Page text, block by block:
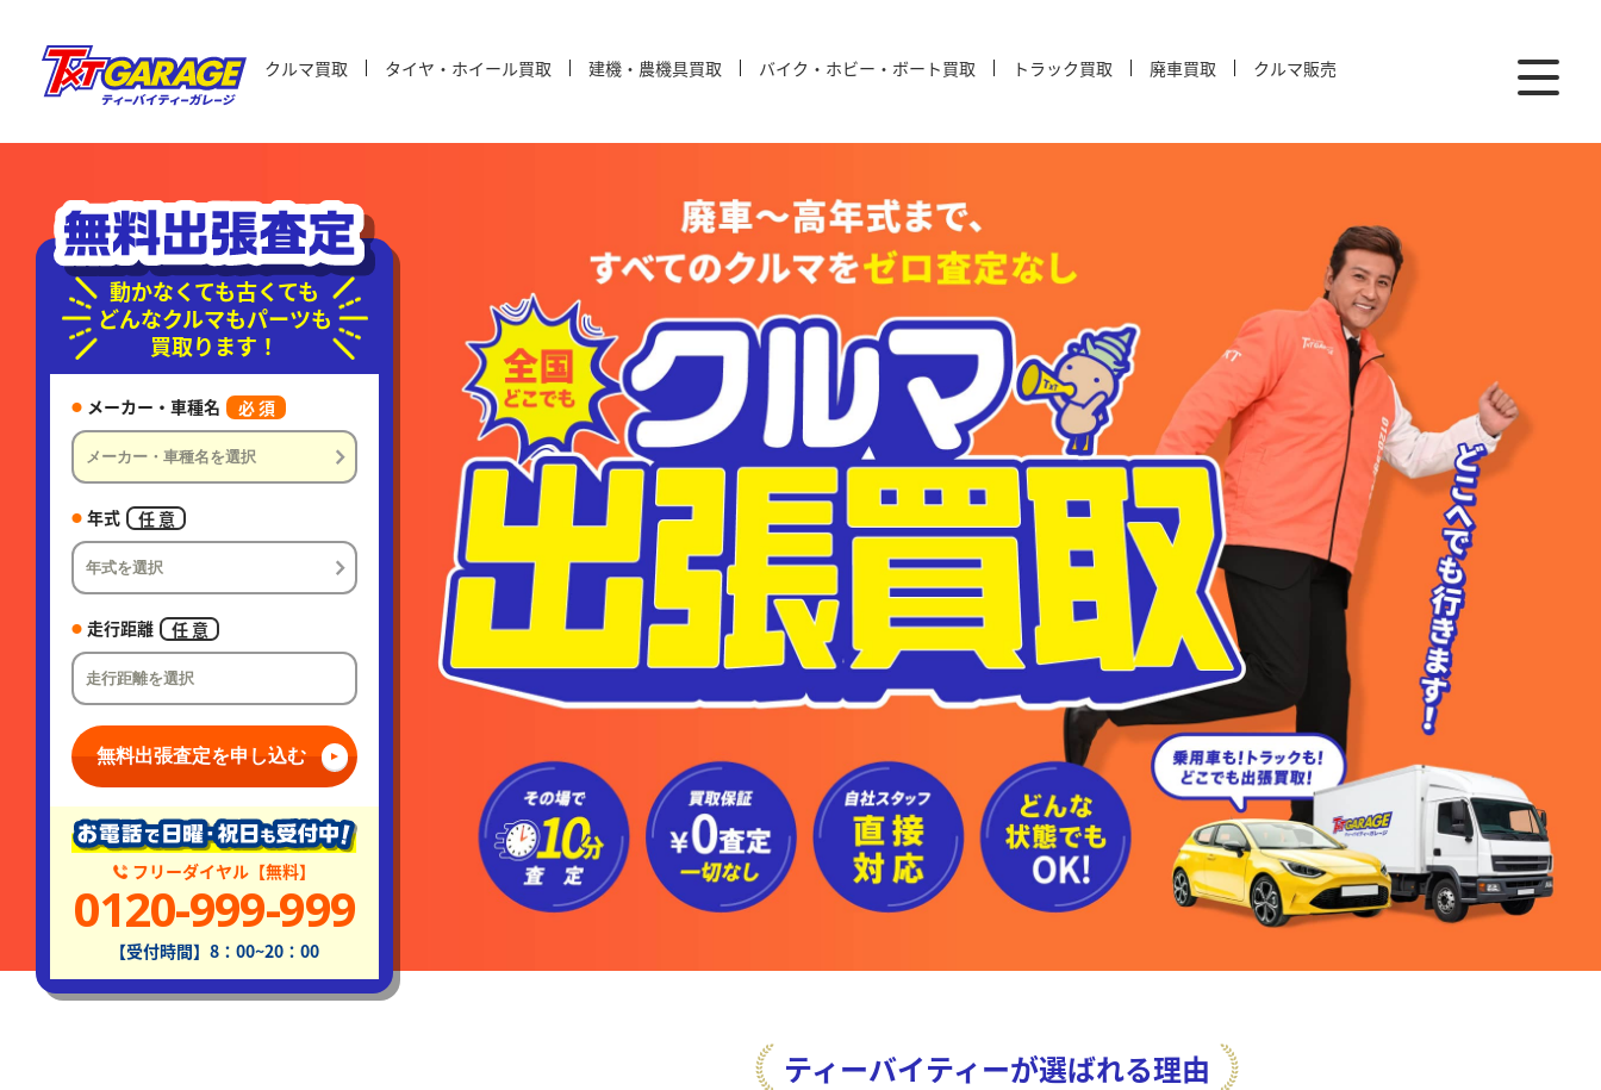
クルマ買取 タイヤ・ホイール買取 建機・農機具買取 バイク・ホビー・ボート買取 トラック買取 廃車買取 クルマ販売
動かなくても古くても
どんなクルマもパーツも
買取ります！
メーカー・車種名 必 須
年式 任 意
走行距離 任 意
無料出張査定を申し込む
フリーダイヤル【無料】
0120-999-999
【受付時間】8：00~20：00
ティーバイティーが選ばれる理由